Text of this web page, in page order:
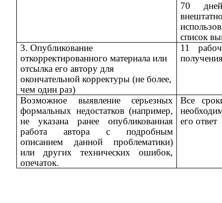
70
список
3. Опубликование
откорректированного материала или
отсылка его автору для
окончательной корректуры (не более,
чем один раз)
11
Возможное выявление серьезных
формальных недостатков (например,
не указана ранее опубликованная
работа автора с подробным
описанием данной проблематики)
или других технических ошибок,
опечаток.
Все
eгo ответ